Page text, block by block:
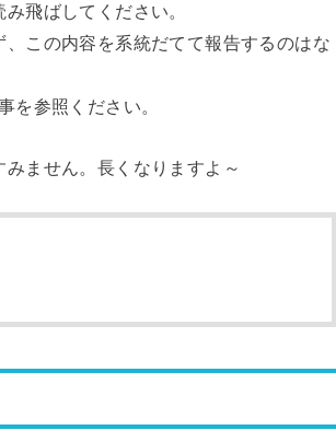
飛ばしてください。
この内容を系統だてて報告するのはな
を参照ください。
ません。長くなりますよ～